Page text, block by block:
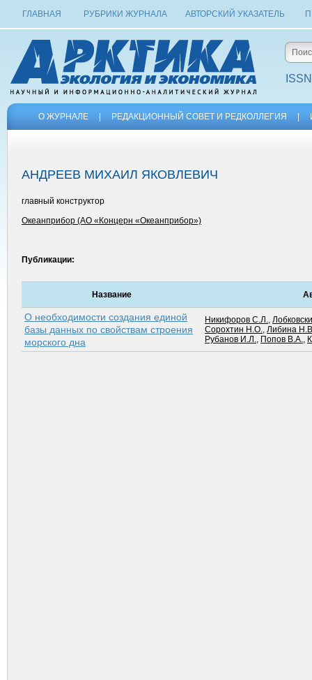
ГЛАВНАЯ РУБРИКИ ЖУРНАЛА АВТОРСКИЙ УКАЗАТЕЛЬ
О ЖУРНАЛЕ РЕДАКЦИОННЫЙ СОВЕТ И РЕДКОЛЛЕГИЯ
АНДРЕЕВ МИХАИЛ ЯКОВЛЕВИЧ
главный конструктор
Океанприбор (АО «Концерн «Океанприбор»)
Публикации:
Название
О необходимости создания единой
базы данных по свойствам строения
морского дна
Никифоров С.Л.,
Сорохтин Н.О., Либина
Рубанов И.Л., Попов В.А.,